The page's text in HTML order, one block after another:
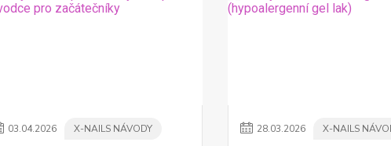
03.04.2026 X-NAILS NÁVODY 28.03.2026 X-NAILS